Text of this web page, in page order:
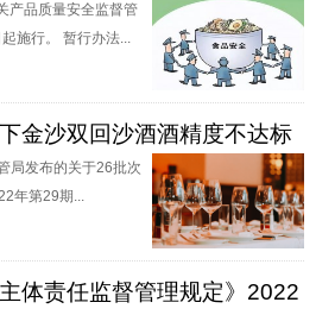
产品质量安全监督管
施行。 暂行办法...
金沙双回沙酒酒精度不达标
局发布的关于26批次
年第29期...
体责任监督管理规定》2022